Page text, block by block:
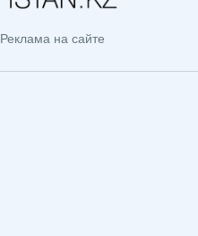
Реклама на сайте